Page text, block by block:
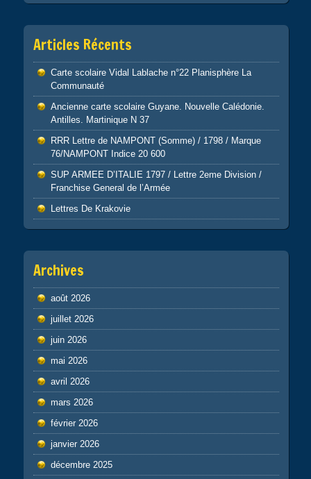
Articles Récents
Carte scolaire Vidal Lablache n°22 Planisphère La
Communauté
Ancienne carte scolaire Guyane. Nouvelle Calédonie.
Antilles. Martinique N 37
RRR Lettre de NAMPONT (Somme) / 1798 / Marque
76/NAMPONT Indice 20 600
SUP ARMEE D’ITALIE 1797 / Lettre 2eme Division /
Franchise General de l’Armée
Lettres De Krakovie
Archives
août 2026
juillet 2026
juin 2026
mai 2026
avril 2026
mars 2026
février 2026
janvier 2026
décembre 2025